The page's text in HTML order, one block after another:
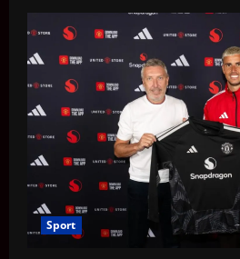
Sport